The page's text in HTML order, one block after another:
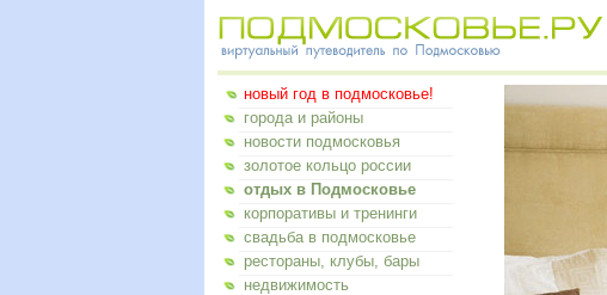
новый год в подмосковье!
города и районы
новости подмосковья
золотое кольцо россии
отдых в Подмосковье
корпоративы и тренинги
свадьба в подмосковье
рестораны, клубы, бары
недвижимость